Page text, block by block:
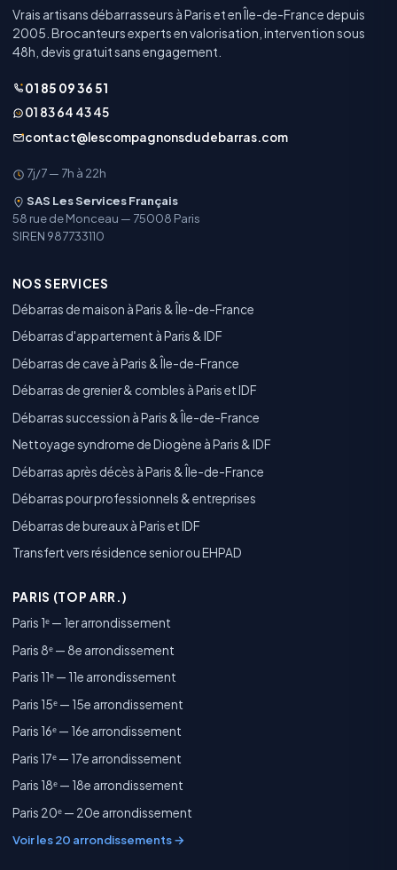
Vrais artisans débarrasseurs à Paris et en Île-de-France depuis
2005. Brocanteurs experts en valorisation, intervention sous
48h, devis gratuit sans engagement.
01 85 09 36 51
01 83 64 43 45
contact@lescompagnonsdudebarras.com
7j/7 — 7h à 22h
SAS Les Services Français
58 rue de Monceau — 75008 Paris
SIREN 987733110
NOS SERVICES
Débarras de maison à Paris & Île-de-France
Débarras d'appartement à Paris & IDF
Débarras de cave à Paris & Île-de-France
Débarras de grenier & combles à Paris et IDF
Débarras succession à Paris & Île-de-France
Nettoyage syndrome de Diogène à Paris & IDF
Débarras après décès à Paris & Île-de-France
Débarras pour professionnels & entreprises
Débarras de bureaux à Paris et IDF
Transfert vers résidence senior ou EHPAD
PARIS (TOP ARR.)
Paris 1ᵉ — 1er arrondissement
Paris 8ᵉ — 8e arrondissement
Paris 11ᵉ — 11e arrondissement
Paris 15ᵉ — 15e arrondissement
Paris 16ᵉ — 16e arrondissement
Paris 17ᵉ — 17e arrondissement
Paris 18ᵉ — 18e arrondissement
Paris 20ᵉ — 20e arrondissement
Voir les 20 arrondissements →